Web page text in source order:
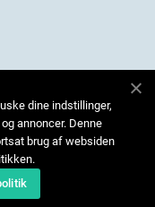
dine indstillinger,
annoncer. Denne
brug af websiden